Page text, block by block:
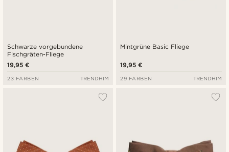
Schwarze vorgebundene
Fischgräten-Fliege
19,95 €
23 FARBEN TRENDHIM
Mintgrüne Basic Fliege
19,95 €
29 FARBEN TRENDHIM